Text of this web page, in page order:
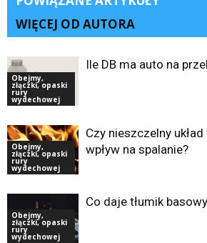
WIĘCEJ OD AUTORA
Obejmy,
złączki, opaski
rury
wydechowej
Ile DB ma auto na
Obejmy,
złączki, opaski
rury
wydechowej
Czy nieszczelny
wpływ na spalanie?
Obejmy,
złączki, opaski
rury
wydechowej
Co daje tłumik